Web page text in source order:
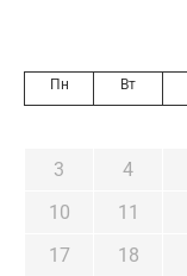
Пн Вт
3
4
10
11
17
18